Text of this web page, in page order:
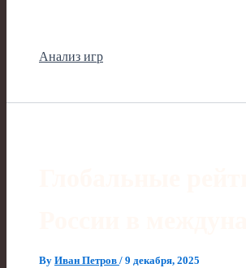
Анализ игр
By Иван Петров / 9 декабря, 2025